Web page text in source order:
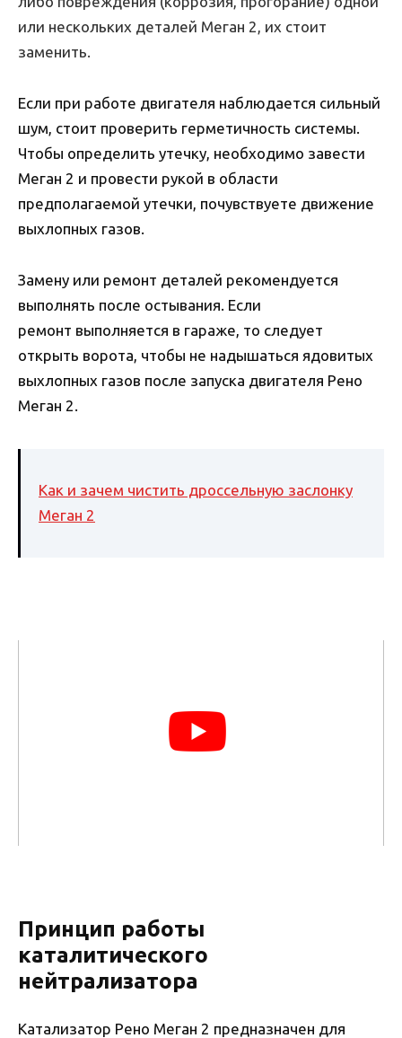
или нескольких деталей Меган 2, их стоит
заменить.
Если при работе двигателя наблюдается сильный
шум, стоит проверить герметичность системы.
Чтобы определить утечку, необходимо завести
Меган 2 и провести рукой в области
предполагаемой утечки, почувствуете движение
выхлопных газов.
Замену или ремонт деталей рекомендуется
выполнять после остывания. Если
ремонт выполняется в гараже, то следует
открыть ворота, чтобы не надышаться ядовитых
выхлопных газов после запуска двигателя Рено
Меган 2.
Как и зачем чистить дроссельную заслонку
Меган 2
Принцип работы
каталитического
нейтрализатора
Катализатор Рено Меган 2 предназначен для